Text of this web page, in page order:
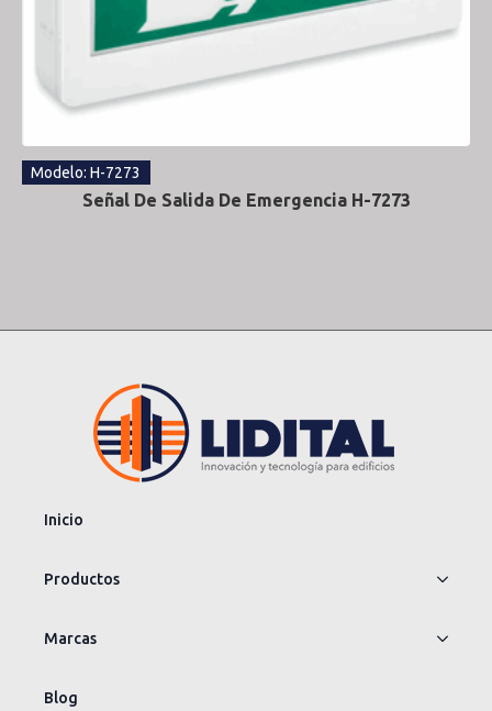
Modelo: H-7273
Señal De Salida De Emergencia H-7273
Inicio
Productos
Marcas
Blog